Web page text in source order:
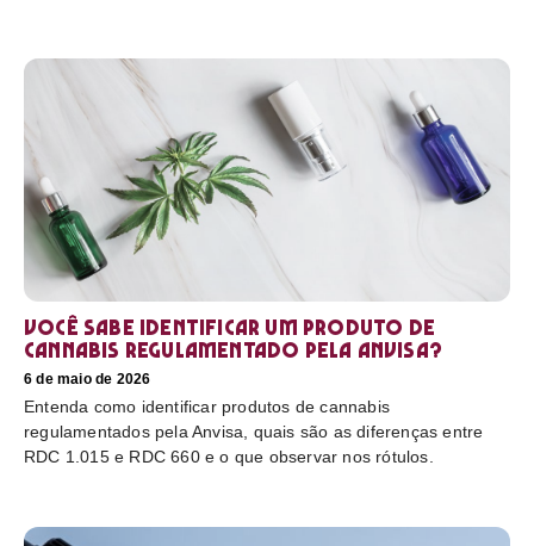
Você sabe identificar um produto de
cannabis regulamentado pela Anvisa?
6 de maio de 2026
Entenda como identificar produtos de cannabis
regulamentados pela Anvisa, quais são as diferenças entre
RDC 1.015 e RDC 660 e o que observar nos rótulos.